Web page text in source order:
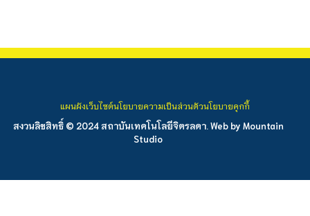
สงวนลิขสิทธิ์ © 2024 สถาบันเทคโนโลยีจิตรลดา. Web by Mountain
Studio
แผนผังเว็บไซต์นโยบายความเป็นส่วนตัวนโยบายคุกกี้